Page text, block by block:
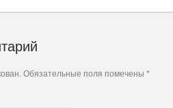
Обязательные поля помечены *